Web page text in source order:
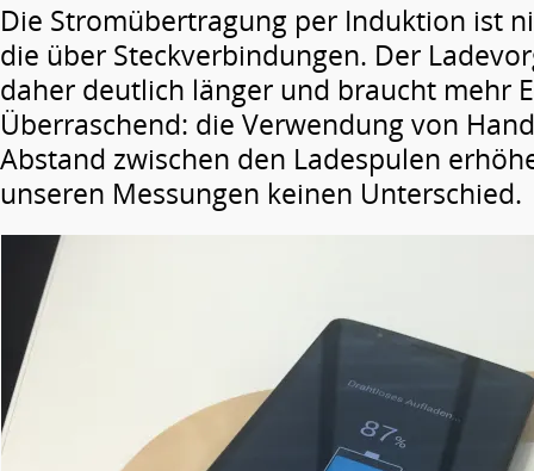
Die Stromübertragung per Induktion ist
die über Steckverbindungen. Der
daher deutlich länger und braucht mehr
Überraschend: die Verwendung von
Abstand zwischen den Ladespulen
unseren Messungen keinen Unterschied.